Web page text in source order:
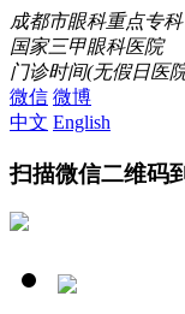
成都市眼科重点专科
国家三甲眼科医院
门诊时间(无假日医
微信 微博
中文 English
扫描微信二维码